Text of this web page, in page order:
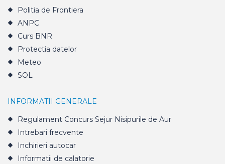
Politia de Frontiera
ANPC
Curs BNR
Protectia datelor
Meteo
SOL
INFORMATII GENERALE
Regulament Concurs Sejur Nisipurile de Aur
Intrebari frecvente
Inchirieri autocar
Informatii de calatorie